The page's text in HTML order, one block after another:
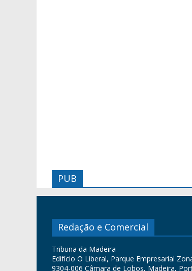
PUB
Redação e Comercial
Tribuna da Madeira
Edifício O Liberal, Parque Empresarial
9304-006 Câmara de Lobos, Madeira,